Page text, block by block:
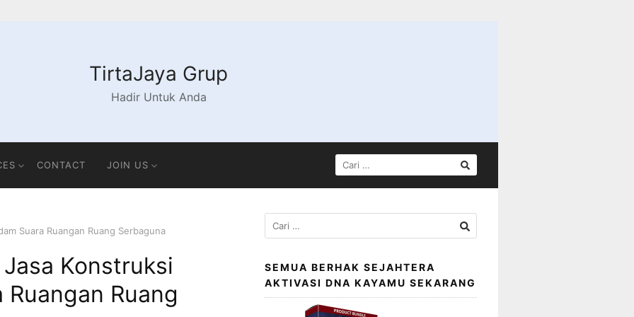
TirtaJaya Grup
Hadir Untuk Anda
CONTACT JOIN US
CARI
UNTUK:
Suara Ruangan Ruang Serbaguna
Konstruksi
Ruang
Cari
untuk:
SEMUA BERHAK SEJAHTERA
AKTIVASI DNA KAYAMU SEKARANG